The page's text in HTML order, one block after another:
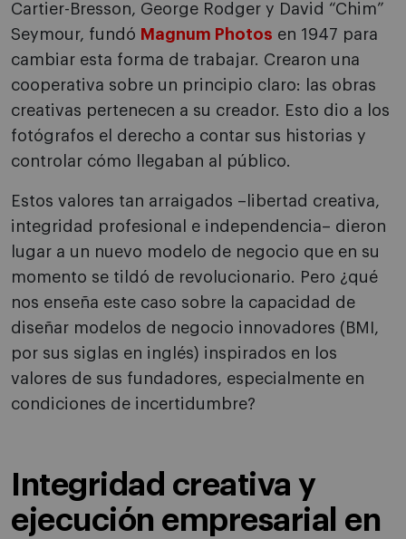
Cartier-Bresson, George Rodger y David “Chim”
Seymour, fundó Magnum Photos en 1947 para
cambiar esta forma de trabajar. Crearon una
cooperativa sobre un principio claro: las obras
creativas pertenecen a su creador. Esto dio a los
fotógrafos el derecho a contar sus historias y
controlar cómo llegaban al público.
Estos valores tan arraigados –libertad creativa,
integridad profesional e independencia– dieron
lugar a un nuevo modelo de negocio que en su
momento se tildó de revolucionario. Pero ¿qué
nos enseña este caso sobre la capacidad de
diseñar modelos de negocio innovadores (BMI,
por sus siglas en inglés) inspirados en los
valores de sus fundadores, especialmente en
condiciones de incertidumbre?
Integridad creativa y
ejecución empresarial en